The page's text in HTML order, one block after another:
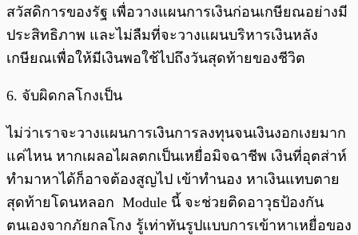
สวัสดิการของรัฐ เพื่อวางแผนการเงินก่อนเกษียณอย่างมี
ประสิทธิภาพ และไม่ลืมที่จะวางแผนบริหารเงินหลัง
เกษียณเพื่อให้มีเงินพอใช้ไปถึงวันสุดท้ายของชีวิต
6. จับผิดกลโกงเป็น
ไม่ว่าเราจะวางแผนการเงินการลงทุนจนเงินงอกเงยมาก
แค่ไหน หากเผลอไผลตกเป็นเหยื่อมิจฉาชีพ เงินที่อุตส่าห์
ทำมาหาได้ก็อาจต้องสูญไป เข้าทำนอง หาเงินแทบตาย
สุดท้ายโดนหลอก Module นี้ จะช่วยติดอาวุธป้องกัน
ตนเองจากภัยกลโกง รู้เท่าทันรูปแบบการเข้าหาเหยื่อของ